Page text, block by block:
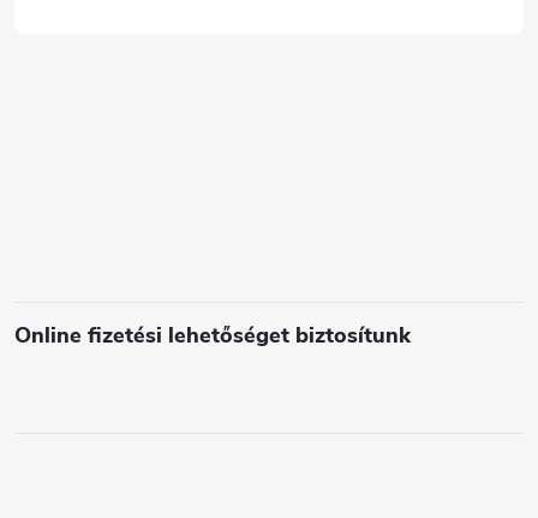
Online fizetési lehetőséget biztosítunk